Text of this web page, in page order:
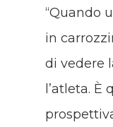
“Quando
in
di vedere
l’atleta. È